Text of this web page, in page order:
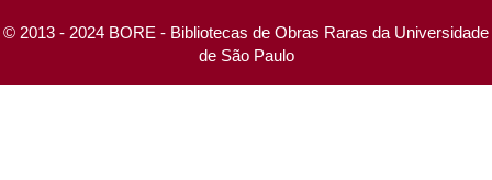
© 2013 - 2024 BORE - Bibliotecas de Obras Raras da Universidade
de São Paulo